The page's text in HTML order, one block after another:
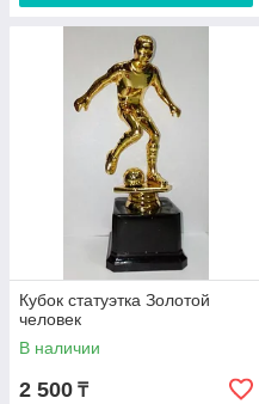
Кубок статуэтка Золотой
человек
В наличии
2 500 ₸